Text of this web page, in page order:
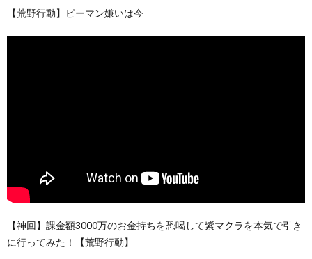
【荒野行動】ピーマン嫌いは今
【神回】課金額3000万のお金持ちを恐喝して紫マクラを本気で引き
に行ってみた！【荒野行動】